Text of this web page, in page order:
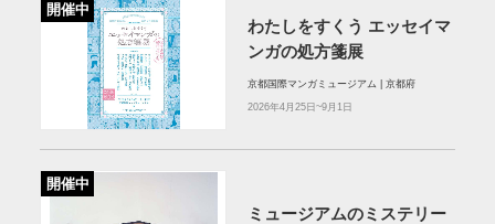
開催中
わたしをすくう エッセイマ
ンガの処方箋展
京都国際マンガミュージアム | 京都府
2026年4月25日~9月1日
開催中
ミュージアムのミステリー